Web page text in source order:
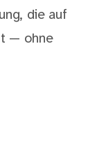
die auf
— ohne